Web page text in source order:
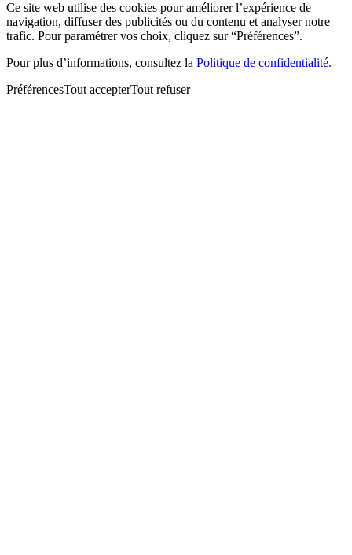
Ce site web utilise des cookies pour améliorer l’expérience de
navigation, diffuser des publicités ou du contenu et analyser notre
trafic. Pour paramétrer vos choix, cliquez sur “Préférences”.
Pour plus d’informations, consultez la Politique de confidentialité.
PréférencesTout accepterTout refuser